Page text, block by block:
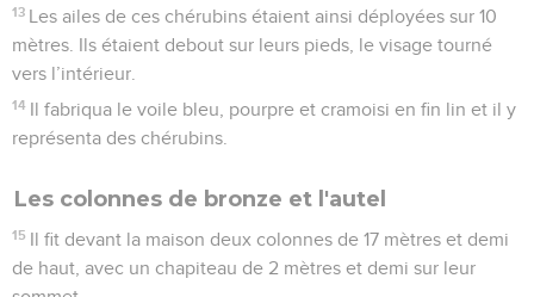
13 Les ailes de ces chérubins étaient ainsi déployées sur 10
mètres. Ils étaient debout sur leurs pieds, le visage tourné
vers l’intérieur.
14 Il fabriqua le voile bleu, pourpre et cramoisi en fin lin et il y
représenta des chérubins.
Les colonnes de bronze et l'autel
15 Il fit devant la maison deux colonnes de 17 mètres et demi
de haut, avec un chapiteau de 2 mètres et demi sur leur